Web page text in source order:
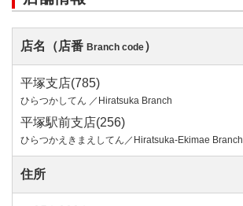
店名（店番 Branch code）
平塚支店(785)
ひらつかしてん ／Hiratsuka Branch
平塚駅前支店(256)
ひらつかえきまえしてん／Hiratsuka-Ekimae Branch
住所